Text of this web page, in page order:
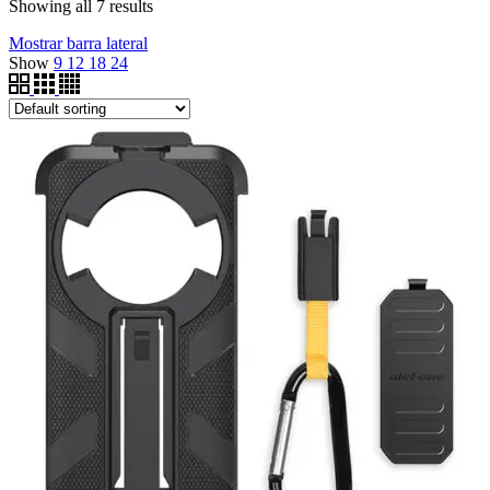
Showing all 7 results
Mostrar barra lateral
Show 9 12 18 24